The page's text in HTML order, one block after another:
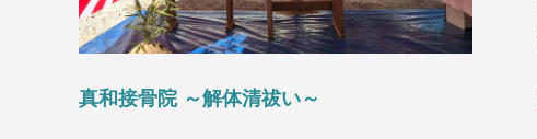
真和接骨院 ～解体清祓い～